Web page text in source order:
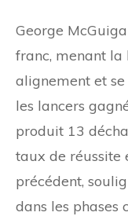
George
franc, menant la
alignement et
les lancers
produit 13
taux de
précédent,
dans les phases